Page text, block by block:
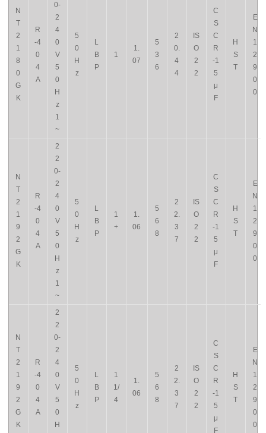
N
T
2
1
8
0
G
K
R
-4
0
4
A
0-
2
4
0
V
5
0
H
z
1
~
5
0
H
z
L
B
P
1
1.
07
5
3
6
2
0.
4
4
IS
O
2
2
C
S
C
R
-1
5
μ
F
H
S
T
E
N
1
2
9
0
0
N
T
2
1
9
2
G
K
R
-4
0
4
A
2
2
0-
2
4
0
V
5
0
H
z
1
~
5
0
H
z
L
B
P
1
+
1.
06
5
6
8
2
2.
3
7
IS
O
2
2
C
S
C
R
-1
5
μ
F
H
S
T
E
N
1
2
9
0
0
N
T
2
1
9
2
G
K
R
-4
0
4
A
2
2
0-
2
4
0
V
5
0
H
5
0
H
z
L
B
P
1
1/
4
1.
06
5
6
8
2
2.
3
7
IS
O
2
2
C
S
C
R
-1
5
μ
F
H
S
T
E
N
1
2
9
0
0